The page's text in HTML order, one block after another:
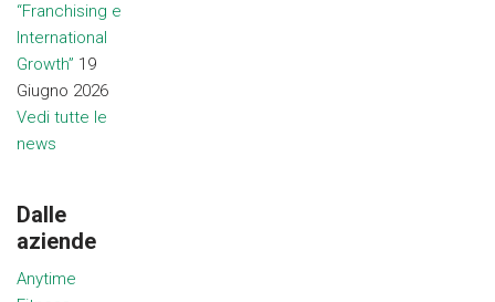
“Franchising e
International
Growth” 19
Giugno 2026
Vedi tutte le
news
Dalle
aziende
Anytime